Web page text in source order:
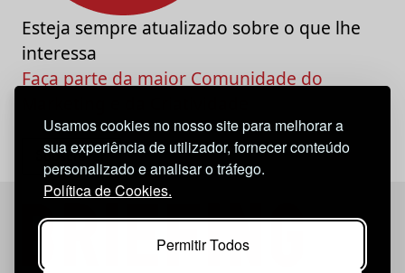
Usamos cookies no nosso site para melhorar a
sua experiência de utilizador, fornecer conteúdo
personalizado e analisar o tráfego.
Política de Cookies.
Permitir Todos
Esteja sempre atualizado sobre o que lhe
interessa
Faça parte da maior Comunidade do